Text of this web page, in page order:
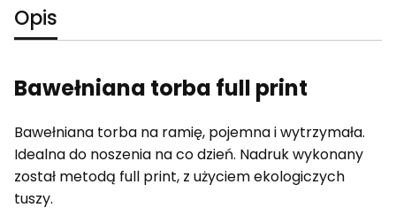
Opis
Bawełniana torba full print
Bawełniana torba na ramię, pojemna i wytrzymała.
Idealna do noszenia na co dzień. Nadruk wykonany
został metodą full print, z użyciem ekologiczych
tuszy.